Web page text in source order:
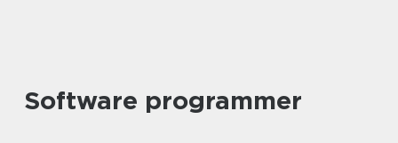
Software programmer